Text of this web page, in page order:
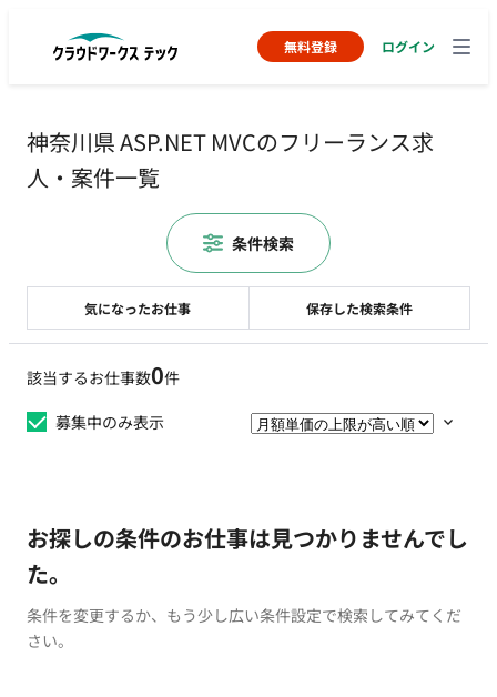
無料登録 ログイン
神奈川県 ASP.NET MVCのフリーランス求
人・案件一覧
該当するお仕事数0件
募集中のみ表示
お探しの条件のお仕事は見つかりませんでし
た。
条件を変更するか、もう少し広い条件設定で検索してみてくだ
さい。
気になったお仕事 保存した検索条件
条件検索